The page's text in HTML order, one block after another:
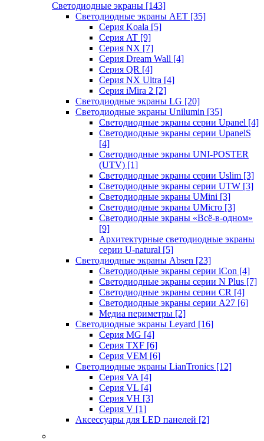
Светодиодные экраны [143]
Светодиодные экраны AET [35]
Cерия Koala [5]
Серия AT [9]
Серия NX [7]
Серия Dream Wall [4]
Серия QR [4]
Серия NX Ultra [4]
Серия iMira 2 [2]
Светодиодные экраны LG [20]
Светодиодные экраны Unilumin [35]
Светодиодные экраны серии Upanel [4]
Светодиодные экраны серии UpanelS
[4]
Светодиодные экраны UNI-POSTER
(UTV) [1]
Светодиодные экраны серии Uslim [3]
Светодиодные экраны серии UTW [3]
Светодиодные экраны UMini [3]
Светодиодные экраны UMicro [3]
Светодиодные экраны «Всё-в-одном»
[9]
Архитектурные светодиодные экраны
серии U-natural [5]
Светодиодные экраны Absen [23]
Светодиодные экраны серии iCon [4]
Светодиодные экраны серии N Plus [7]
Светодиодные экраны серии CR [4]
Светодиодные экраны серии А27 [6]
Медиа периметры [2]
Светодиодные экраны Leyard [16]
Серия MG [4]
Серия TXF [6]
Серия VEM [6]
Светодиодные экраны LianTronics [12]
Серия VA [4]
Серия VL [4]
Серия VH [3]
Серия V [1]
Аксессуары для LED панелей [2]